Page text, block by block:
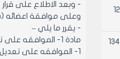
- وبعد الاطلاع على قرار اللجنه
وعلى موافقة اعضائه
- يقرر ما يلي –
مادة 1- الموافقه على تصديق قرار اللجنه العمرانيه رقم 33 لعام 2001 والمتضمن
قرار المكتب التنفيذي للمدينة رقم 12
قرار المكتب التنفيذي للمدينة رقم 134